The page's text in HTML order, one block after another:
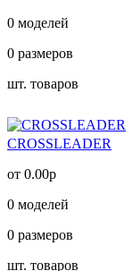
0 моделей
0 размеров
шт. товаров
CROSSLEADER
от 0.00р
0 моделей
0 размеров
шт. товаров